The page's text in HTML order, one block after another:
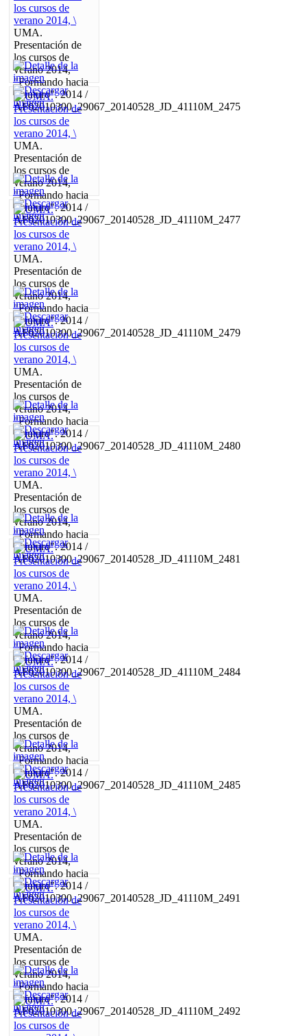
UMA.
Presentación de
los cursos de
verano 2014,
"Formando hacia
el futuro". 2014 /
AF02010300_29067_20140528_JD_41110M_2475
UMA.
Presentación de
los cursos de
verano 2014,
"Formando hacia
el futuro". 2014 /
AF02010300_29067_20140528_JD_41110M_2477
UMA.
Presentación de
los cursos de
verano 2014,
"Formando hacia
el futuro". 2014 /
AF02010300_29067_20140528_JD_41110M_2479
UMA.
Presentación de
los cursos de
verano 2014,
"Formando hacia
el futuro". 2014 /
AF02010300_29067_20140528_JD_41110M_2480
UMA.
Presentación de
los cursos de
verano 2014,
"Formando hacia
el futuro". 2014 /
AF02010300_29067_20140528_JD_41110M_2481
UMA.
Presentación de
los cursos de
verano 2014,
"Formando hacia
el futuro". 2014 /
AF02010300_29067_20140528_JD_41110M_2484
UMA.
Presentación de
los cursos de
verano 2014,
"Formando hacia
el futuro". 2014 /
AF02010300_29067_20140528_JD_41110M_2485
UMA.
Presentación de
los cursos de
verano 2014,
"Formando hacia
el futuro". 2014 /
AF02010300_29067_20140528_JD_41110M_2491
UMA.
Presentación de
los cursos de
verano 2014,
"Formando hacia
el futuro". 2014 /
AF02010300_29067_20140528_JD_41110M_2492